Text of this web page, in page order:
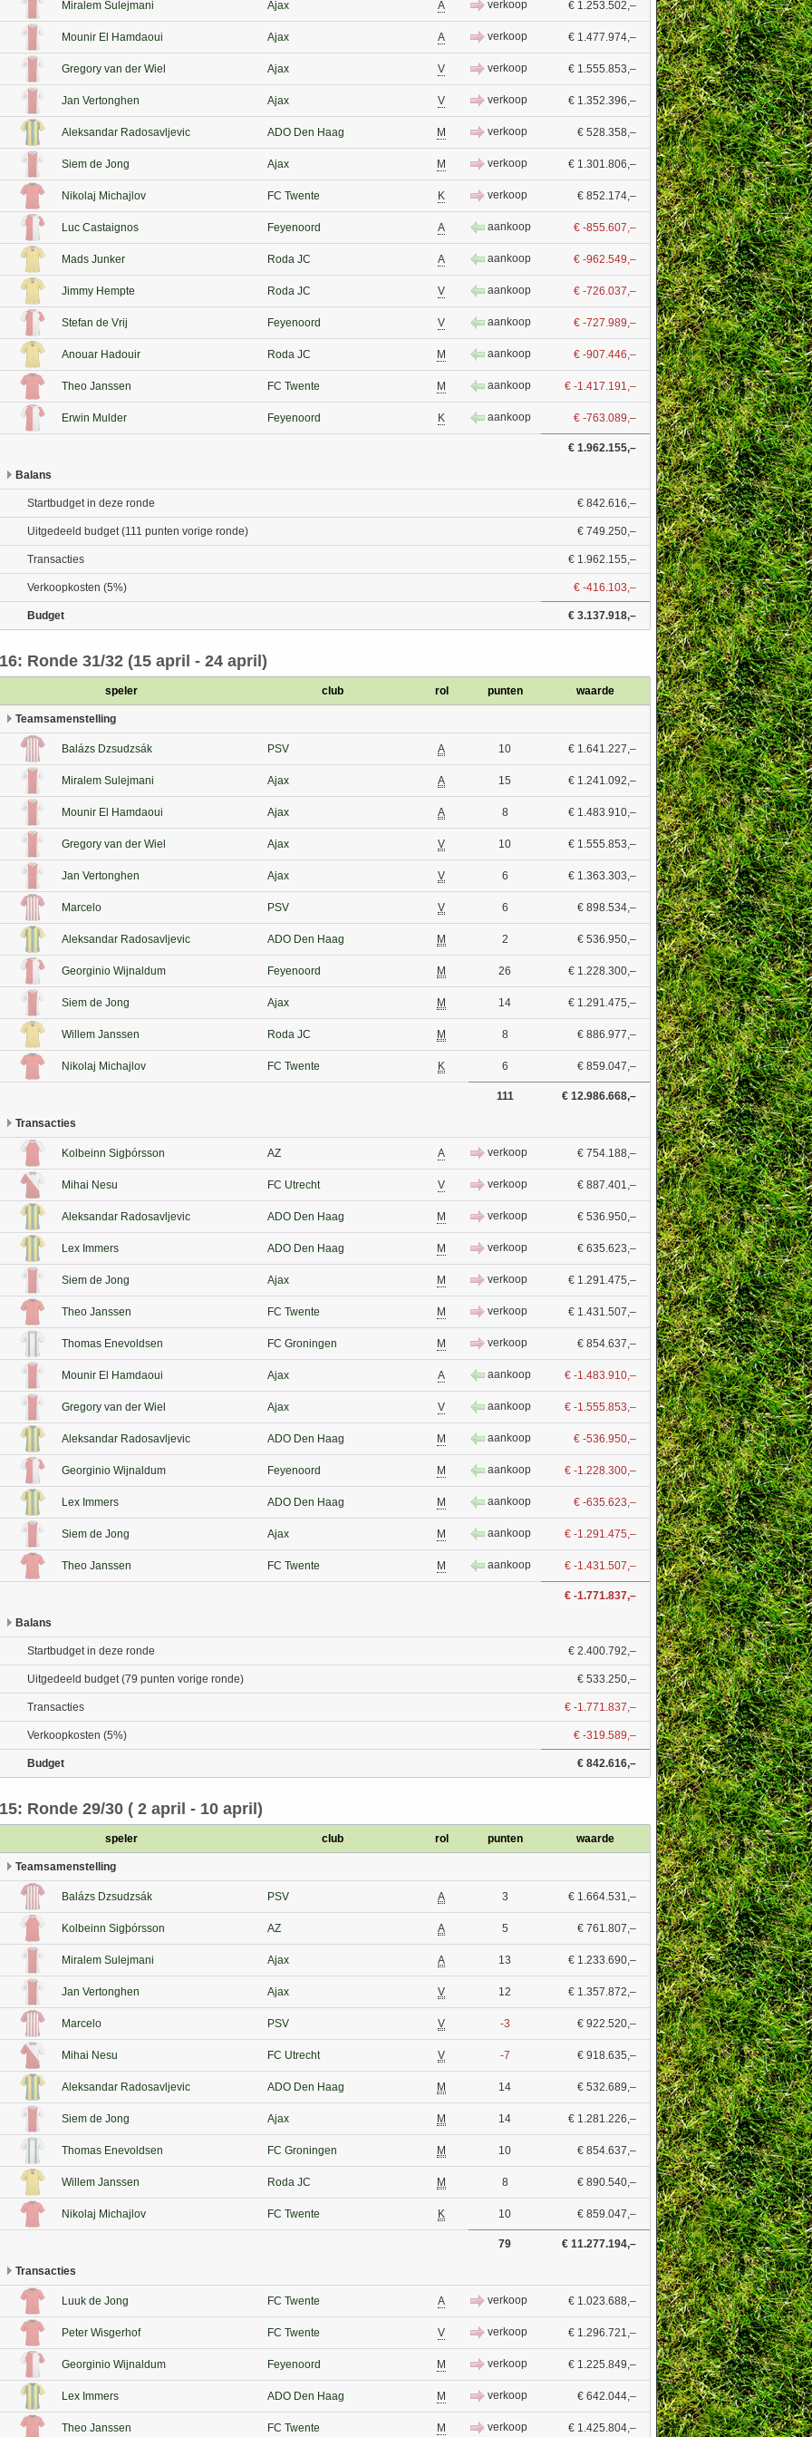
Miralem Sulejmani Ajax A verkoop € 1.253.502,–
Mounir El Hamdaoui Ajax A verkoop € 1.477.974,–
Gregory van der Wiel Ajax V verkoop € 1.555.853,–
Jan Vertonghen Ajax V verkoop € 1.352.396,–
Aleksandar Radosavljevic ADO Den Haag M verkoop € 528.358,–
Siem de Jong Ajax M verkoop € 1.301.806,–
Nikolaj Michajlov FC Twente K verkoop € 852.174,–
Luc Castaignos Feyenoord A aankoop € -855.607,–
Mads Junker Roda JC A aankoop € -962.549,–
Jimmy Hempte Roda JC V aankoop € -726.037,–
Stefan de Vrij Feyenoord V aankoop € -727.989,–
Anouar Hadouir Roda JC M aankoop € -907.446,–
Theo Janssen FC Twente M aankoop € -1.417.191,–
Erwin Mulder Feyenoord K aankoop € -763.089,–
€ 1.962.155,–
Balans
Startbudget in deze ronde € 842.616,–
Uitgedeeld budget (111 punten vorige ronde) € 749.250,–
Transacties € 1.962.155,–
Verkoopkosten (5%) € -416.103,–
Budget € 3.137.918,–
Ronde 31/32 (15 april - 24 april)
speler club rol punten waarde
Teamsamenstelling
Balázs Dzsudzsák PSV A 10 € 1.641.227,–
Miralem Sulejmani Ajax A 15 € 1.241.092,–
Mounir El Hamdaoui Ajax A 8 € 1.483.910,–
Gregory van der Wiel Ajax V 10 € 1.555.853,–
Jan Vertonghen Ajax V 6 € 1.363.303,–
Marcelo PSV V 6 € 898.534,–
Aleksandar Radosavljevic ADO Den Haag M 2 € 536.950,–
Georginio Wijnaldum Feyenoord M 26 € 1.228.300,–
Siem de Jong Ajax M 14 € 1.291.475,–
Willem Janssen Roda JC M 8 € 886.977,–
Nikolaj Michajlov FC Twente K 6 € 859.047,–
111 € 12.986.668,–
Transacties
Kolbeinn Sigþórsson AZ A verkoop € 754.188,–
Mihai Nesu FC Utrecht V verkoop € 887.401,–
Aleksandar Radosavljevic ADO Den Haag M verkoop € 536.950,–
Lex Immers ADO Den Haag M verkoop € 635.623,–
Siem de Jong Ajax M verkoop € 1.291.475,–
Theo Janssen FC Twente M verkoop € 1.431.507,–
Thomas Enevoldsen FC Groningen M verkoop € 854.637,–
Mounir El Hamdaoui Ajax A aankoop € -1.483.910,–
Gregory van der Wiel Ajax V aankoop € -1.555.853,–
Aleksandar Radosavljevic ADO Den Haag M aankoop € -536.950,–
Georginio Wijnaldum Feyenoord M aankoop € -1.228.300,–
Lex Immers ADO Den Haag M aankoop € -635.623,–
Siem de Jong Ajax M aankoop € -1.291.475,–
Theo Janssen FC Twente M aankoop € -1.431.507,–
€ -1.771.837,–
Balans
Startbudget in deze ronde € 2.400.792,–
Uitgedeeld budget (79 punten vorige ronde) € 533.250,–
Transacties € -1.771.837,–
Verkoopkosten (5%) € -319.589,–
Budget € 842.616,–
Ronde 29/30 ( 2 april - 10 april)
speler club rol punten waarde
Teamsamenstelling
Balázs Dzsudzsák PSV A 3 € 1.664.531,–
Kolbeinn Sigþórsson AZ A 5 € 761.807,–
Miralem Sulejmani Ajax A 13 € 1.233.690,–
Jan Vertonghen Ajax V 12 € 1.357.872,–
Marcelo PSV V -3 € 922.520,–
Mihai Nesu FC Utrecht V -7 € 918.635,–
Aleksandar Radosavljevic ADO Den Haag M 14 € 532.689,–
Siem de Jong Ajax M 14 € 1.281.226,–
Thomas Enevoldsen FC Groningen M 10 € 854.637,–
Willem Janssen Roda JC M 8 € 890.540,–
Nikolaj Michajlov FC Twente K 10 € 859.047,–
79 € 11.277.194,–
Transacties
Luuk de Jong FC Twente A verkoop € 1.023.688,–
Peter Wisgerhof FC Twente V verkoop € 1.296.721,–
Georginio Wijnaldum Feyenoord M verkoop € 1.225.849,–
Lex Immers ADO Den Haag M verkoop € 642.044,–
Theo Janssen FC Twente M verkoop € 1.425.804,–